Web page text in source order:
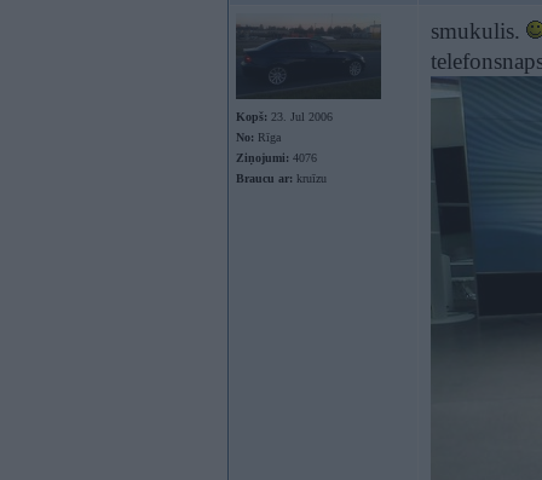
Kopš: 23. Jul 2006
No: Rīga
Ziņojumi: 4076
Braucu ar: kruīzu
smukulis.